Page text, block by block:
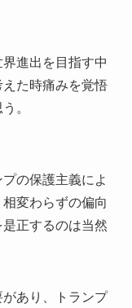
進出を目指す中
た時痛みを覚悟
。
の保護主義によ
変わらずの偏向
正するのは当然
あり、トランプ